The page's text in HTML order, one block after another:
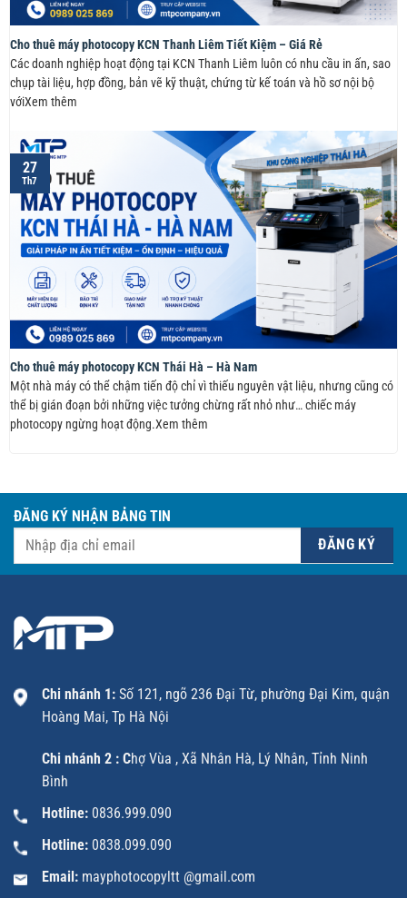
Cho thuê máy photocopy KCN Thanh Liêm Tiết Kiệm – Giá Rẻ
Các doanh nghiệp hoạt động tại KCN Thanh Liêm luôn có nhu cầu in ấn, sao
chụp tài liệu, hợp đồng, bản vẽ kỹ thuật, chứng từ kế toán và hồ sơ nội bộ
vớiXem thêm
Cho thuê máy photocopy KCN Thái Hà – Hà Nam
Một nhà máy có thể chậm tiến độ chỉ vì thiếu nguyên vật liệu, nhưng cũng có
thể bị gián đoạn bởi những việc tưởng chừng rất nhỏ như… chiếc máy
photocopy ngừng hoạt động.Xem thêm
27
Th7
ĐĂNG KÝ NHẬN BẢNG TIN
Chi nhánh 1: Số 121, ngõ 236 Đại Từ, phường Đại Kim, quận
Hoàng Mai, Tp Hà Nội
Chi nhánh 2 : Chợ Vùa , Xã Nhân Hà, Lý Nhân, Tỉnh Ninh
Bình
Hotline: 0836.999.090
Hotline: 0838.099.090
Email: mayphotocopyltt @gmail.com